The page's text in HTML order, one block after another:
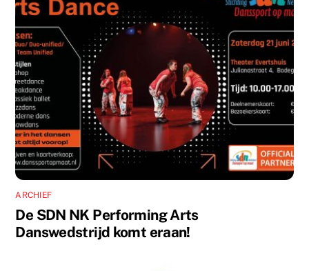
ARCHIEF
De SDN NK Performing Arts
Danswedstrijd komt eraan!